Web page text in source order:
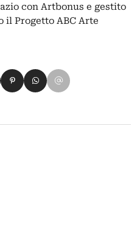
con Artbonus e gestito
il Progetto ABC Arte
Xsu LinkedIn
Condividi su Pinterest
Condividi su WhatsApp
Condividi su Email